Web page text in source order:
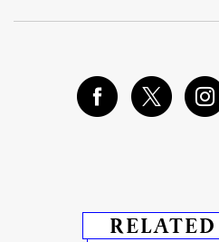
RELATED